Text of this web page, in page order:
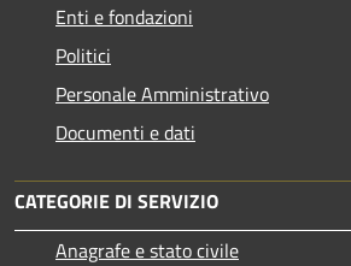
Enti e fondazioni
Politici
Personale Amministrativo
Documenti e dati
CATEGORIE DI SERVIZIO
Anagrafe e stato civile